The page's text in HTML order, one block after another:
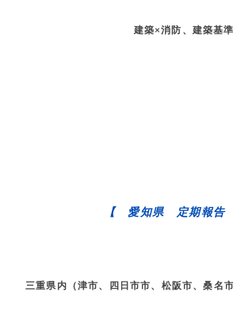
建築×消防、建築基
【 愛知県 定期報告
三重県内（津市、四日市市、松阪市、桑名